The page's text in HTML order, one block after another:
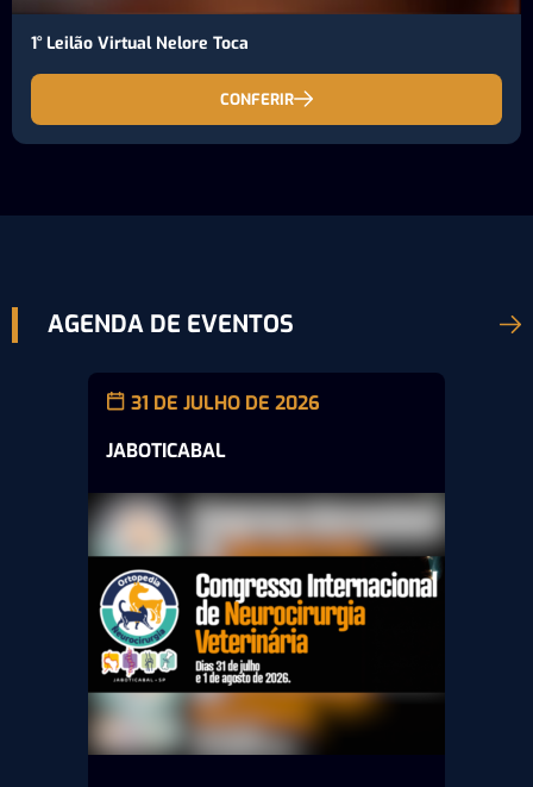
1° Leilão Virtual Nelore Toca
CONFERIR
AGENDA DE EVENTOS
31 DE JULHO DE 2026
JABOTICABAL